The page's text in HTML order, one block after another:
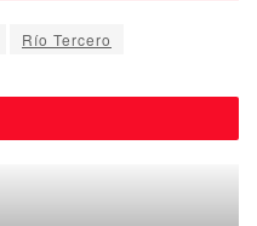
Río Tercero